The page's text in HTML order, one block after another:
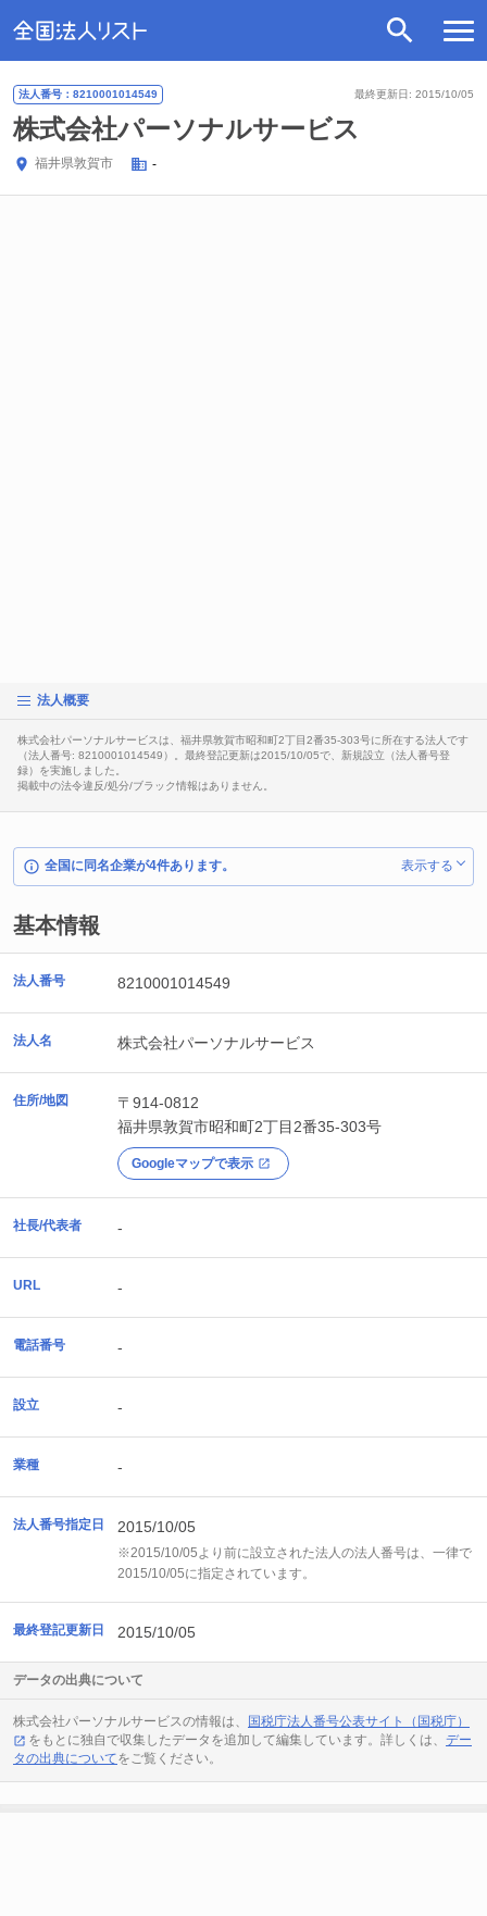
最終更新日: 2015/10/05
法人番号：8210001014549
株式会社パーソナルサービス
福井県敦賀市 -
法人概要
株式会社パーソナルサービスは、福井県敦賀市昭和町2丁目2番35-303号に所在する法人です
（法人番号: 8210001014549）。最終登記更新は2015/10/05で、新規設立（法人番号登
録）を実施しました。
掲載中の法令違反/処分/ブラック情報はありません。
全国に同名企業が4件あります。 表示する
基本情報
法人番号 8210001014549
法人名 株式会社パーソナルサービス
住所/地図
〒914-0812
福井県敦賀市昭和町2丁目2番35-303号
Googleマップで表示
社長/代表者 -
URL -
電話番号 -
設立 -
業種 -
法人番号指定日 2015/10/05
※2015/10/05より前に設立された法人の法人番号は、一律で
2015/10/05に指定されています。
最終登記更新日 2015/10/05
データの出典について
株式会社パーソナルサービスの情報は、
国税庁法人番号公表サイト（国税庁）
をもとに独自で収集したデータを追加して編集しています。詳しくは、 デー
タの出典についてをご覧ください。